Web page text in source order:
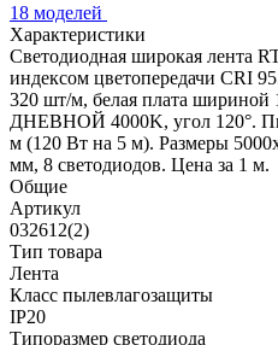
18 моделей
Характеристики
Светодиодная широкая лента
индексом цветопередачи CRI
320 шт/м, белая плата
ДНЕВНОЙ 4000K, угол 120°.
м (120 Вт на 5 м). Размеры
мм, 8 светодиодов. Цена за 1 м.
Общие
Артикул
032612(2)
Тип товара
Лента
Класс пылевлагозащиты
IP20
Типоразмер светодиода